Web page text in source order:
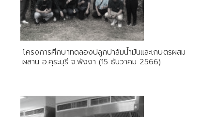
โครงการศึกษาทดลองปลูกปาล์มน้ำมันและเกษตรผสม
ผสาน อ.คุระบุรี จ.พังงา (15 ธันวาคม 2566)